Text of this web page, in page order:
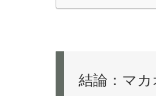
結論：マ